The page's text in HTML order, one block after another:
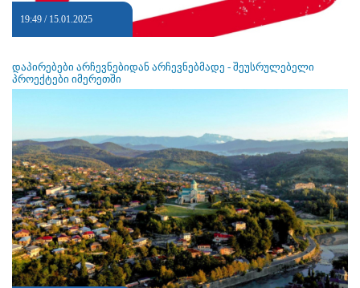
19:49 / 15.01.2025
დაპირებები არჩევნებიდან არჩევნებმადე - შეუსრულებელი
პროექტები იმერეთში